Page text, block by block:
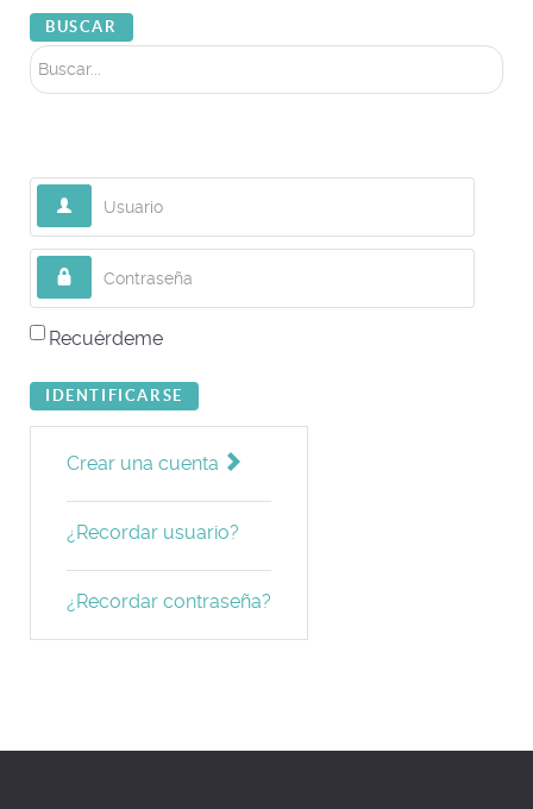
BUSCAR
Contraseña
Recuérdeme
IDENTIFICARSE
Crear una cuenta
¿Recordar usuario?
¿Recordar contraseña?